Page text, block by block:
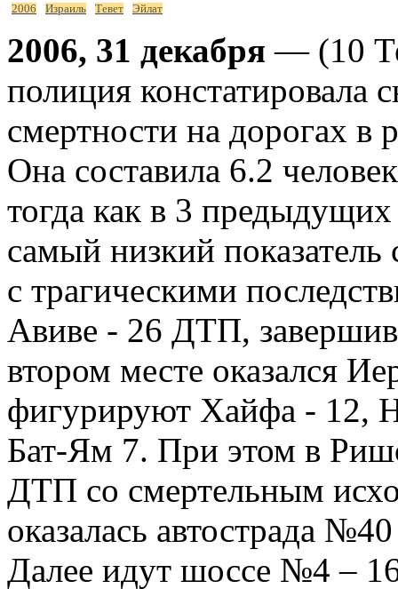
2006 Израиль Тевет Эйлат
2006, 31 декабря — (10
полиция констатировала
смертности на дорогах в
Она составила 6.2
тогда как в 3
самый низкий
с трагическими
Авиве - 26 ДТП,
втором месте оказался
фигурируют Хайфа - 12,
Бат-Ям 7. При этом в
ДТП со смертельным
оказалась автострада
Далее идут шоссе №4 –